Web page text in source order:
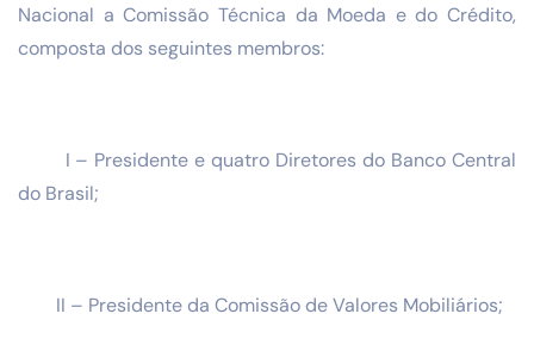
Nacional a Comissão Técnica da Moeda e do Crédito,
composta dos seguintes membros:
I – Presidente e quatro Diretores do Banco Central
do Brasil;
II – Presidente da Comissão de Valores Mobiliários;